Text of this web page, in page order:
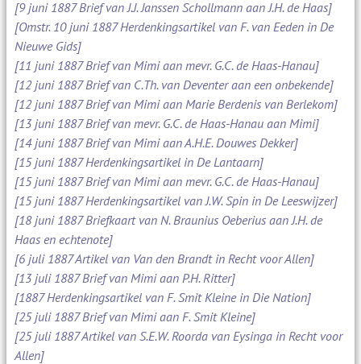
[9 juni 1887 Brief van J.J. Janssen Schollmann aan J.H. de Haas]
[Omstr. 10 juni 1887 Herdenkingsartikel van F. van Eeden in De
Nieuwe Gids]
[11 juni 1887 Brief van Mimi aan mevr. G.C. de Haas-Hanau]
[12 juni 1887 Brief van C.Th. van Deventer aan een onbekende]
[12 juni 1887 Brief van Mimi aan Marie Berdenis van Berlekom]
[13 juni 1887 Brief van mevr. G.C. de Haas-Hanau aan Mimi]
[14 juni 1887 Brief van Mimi aan A.H.E. Douwes Dekker]
[15 juni 1887 Herdenkingsartikel in De Lantaarn]
[15 juni 1887 Brief van Mimi aan mevr. G.C. de Haas-Hanau]
[15 juni 1887 Herdenkingsartikel van J.W. Spin in De Leeswijzer]
[18 juni 1887 Briefkaart van N. Braunius Oeberius aan J.H. de
Haas en echtenote]
[6 juli 1887 Artikel van Van den Brandt in Recht voor Allen]
[13 juli 1887 Brief van Mimi aan P.H. Ritter]
[1887 Herdenkingsartikel van F. Smit Kleine in Die Nation]
[25 juli 1887 Brief van Mimi aan F. Smit Kleine]
[25 juli 1887 Artikel van S.E.W. Roorda van Eysinga in Recht voor
Allen]